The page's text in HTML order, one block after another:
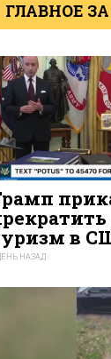
ГЛАВНОЕ
в
НАЗАД